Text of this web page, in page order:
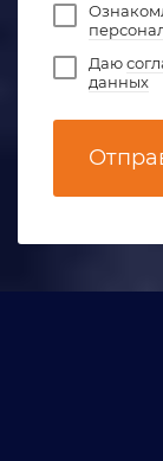
Даю
данных